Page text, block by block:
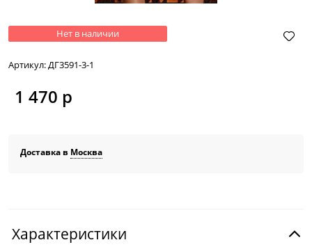
Нет в наличии
Артикул:ДГ3591-3-1
1 470 р
Доставка в Москва
Характеристики